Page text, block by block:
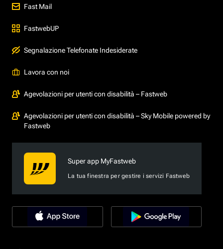
Fast Mail
FastwebUP
Segnalazione Telefonate Indesiderate
Lavora con noi
Agevolazioni per utenti con disabilità – Fastweb
Agevolazioni per utenti con disabilità – Sky Mobile powered by
Fastweb
Super app MyFastweb
La tua finestra per gestire i servizi Fastweb